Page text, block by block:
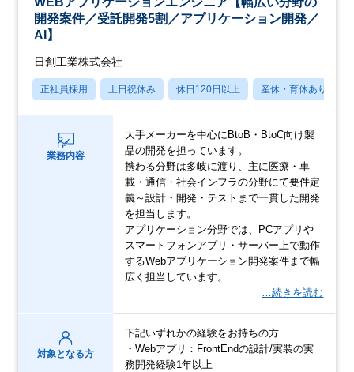
開発案件／受託開発5割／アプリケーション開発／
AI】
日創工業株式会社
正社員採用 土日祝休み 休日120日以上 産休・育休あり
業務内容
大手メーカーを中心にBtoB・BtoC向け製
品の開発を担っています。
携わる分野は多岐に渡り、主に医療・車
載・通信・社会インフラの分野にて要件定
義～設計・開発・テストまで一貫した開発
を担当します。
アプリケーション分野では、PCアプリや
スマートフォンアプリ・サーバー上で動作
するWebアプリケーション開発案件まで幅
広く担当しています。
…続きを読む
対象となる方
下記いずれかの経験をお持ちの方
・Webアプリ：FrontEndの設計/実装の実
務開発経験1年以上